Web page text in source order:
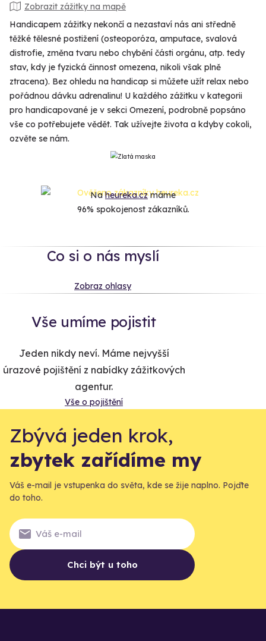
Zobrazit zážitky na mapě
Handicapem zážitky nekončí a nezastaví nás ani středně
těžké tělesné postižení (osteoporóza, amputace, svalová
distrofie, změna tvaru nebo chybění části orgánu, atp. tedy
stav, kdy je fyzická činnost omezena, nikoli však plně
ztracena). Bez ohledu na handicap si můžete užít relax nebo
pořádnou dávku adrenalinu! U každého zážitku v kategorii
pro handicapované je v sekci Omezení, podrobně popsáno
vše co potřebujete vědět. Tak užívejte života a kdyby cokoli,
ozvěte se nám.
Naheureka.czmáme
96% spokojenost zákazníků.
Co si o nás myslí
Zobraz ohlasy
Vše umíme pojistit
Jeden nikdy neví. Máme nejvyšší
úrazové pojištění z nabídky zážitkových
agentur.
Vše o pojištění
Zbývá jeden krok,
zbytek zařídíme my
Váš e-mail je vstupenka do světa, kde se žije naplno. Pojďte
do toho.
Chci být u toho